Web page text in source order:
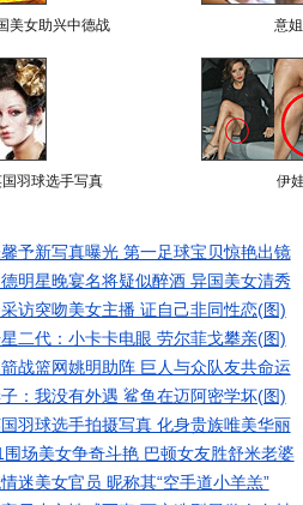
美女助兴中德战 意
国羽球选手写真 伊
予新写真曝光 第一足球宝贝惊艳出镜
明星晚宴名将疑似醉酒 异国美女清秀
访突吻美女主播 证自己非同性恋(图)
二代：小卡卡电眼 劳尔菲戈攀亲(图)
战篮网姚明助阵 巨人与众队友共命运
：我没有外遇 鲨鱼在迈阿密学坏(图)
羽球选手拍摄写真 化身贵族唯美华丽
场美女争奇斗艳 巴顿女友胜舒米老婆
迷美女官员 昵称其“空手道小羊羔”